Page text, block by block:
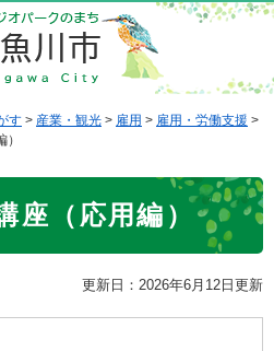
す > 産業・観光 > 雇用 > 雇用・労働支援 >
座（応用編）
更新日：2026年6月12日更新